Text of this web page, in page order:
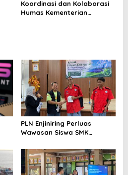
Koordinasi dan Kolaborasi
Humas Kementerian
PLN Enjiniring Perluas
Wawasan Siswa SMK
Perubahan Iklim